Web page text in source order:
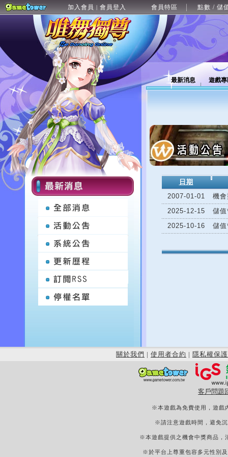
加入會員 | 會員登入 會員特區 點數 / 儲
最新消息 遊戲
日期
2007-01-01
機
2025-12-15
儲
2025-10-16
儲
關於我們 | 使用者合約 | 隱私權保護
客戶問題
※本遊戲為免費使用，遊戲
※請注意遊戲時間，避免
※本遊戲提供之機會中獎商品，
※於平台上尊重包容多元性別